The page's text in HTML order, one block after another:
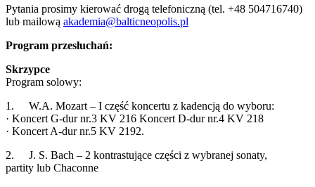
Pytania prosimy kierować drogą telefoniczną (tel. +48 504716740)
lub mailową akademia@balticneopolis.pl
Program przesłuchań:
Skrzypce
Program solowy:
1. W.A. Mozart – I część koncertu z kadencją do wyboru:
· Koncert G-dur nr.3 KV 216 Koncert D-dur nr.4 KV 218
· Koncert A-dur nr.5 KV 2192.
2. J. S. Bach – 2 kontrastujące części z wybranej sonaty,
partity lub Chaconne